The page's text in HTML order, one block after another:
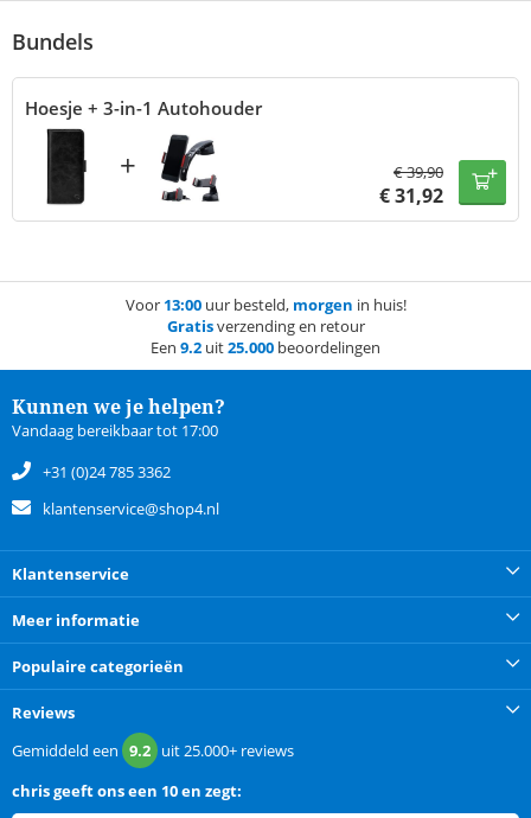
Bundels
Hoesje + 3-in-1 Autohouder
+ €39,90
€31,92
Voor 13:00uur besteld, morgen in huis!
Gratisverzending en retour
Een 9.2 uit25.000 beoordelingen
Kunnen we je helpen?
Vandaag bereikbaar tot 17:00
+31 (0)24 785 3362
klantenservice@shop4.nl
Klantenservice
Meer informatie
Populaire categorieën
Reviews
Gemiddeld een 9.2 uit25.000+ reviews
chrisgeeft ons een 10 en zegt: